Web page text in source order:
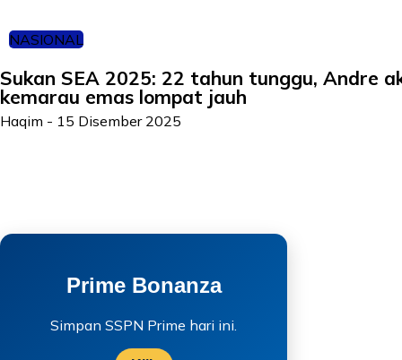
NASIONAL
Sukan SEA 2025: 22 tahun tunggu, Andre
kemarau emas lompat jauh
Haqim - 15 Disember 2025
Prime Bonanza
Simpan SSPN Prime hari ini.